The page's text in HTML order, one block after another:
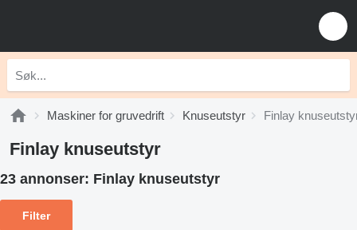
Maskiner for gruvedrift Knuseutstyr Finlay
Finlay knuseutstyr
23 annonser: Finlay knuseutstyr
Filter